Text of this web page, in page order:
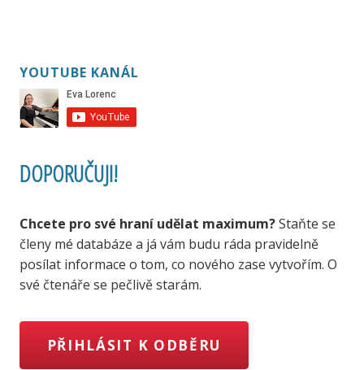
YOUTUBE KANÁL
DOPORUČUJI!
Chcete pro své hraní udělat maximum?Staňte se
členy mé databáze a já vám budu ráda pravidelně
posílat informace o tom, co nového zase vytvořím. O
své čtenáře se pečlivě starám.
PŘIHLÁSIT K ODBĚRU